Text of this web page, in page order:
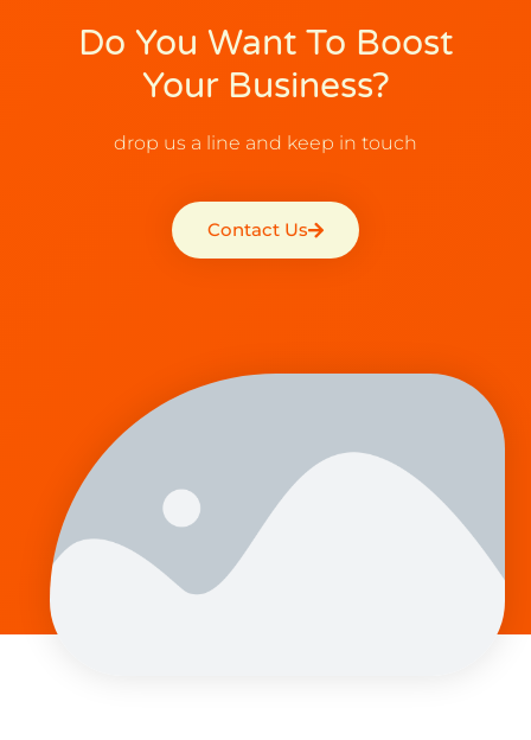
Do You Want To Boost
Your Business?
drop us a line and keep in touch
Contact Us